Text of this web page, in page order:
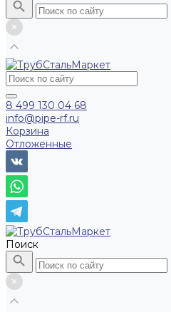
8 499 130 04 68
info@pipe-rf.ru
Корзина
Отложенные
Поиск